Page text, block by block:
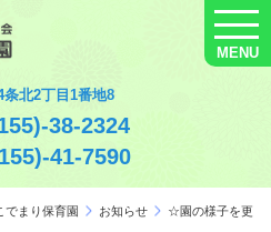
条北2丁目1番地8
38-2324
41-7590
MENU
でまり保育園 お知らせ
☆園の様子を更